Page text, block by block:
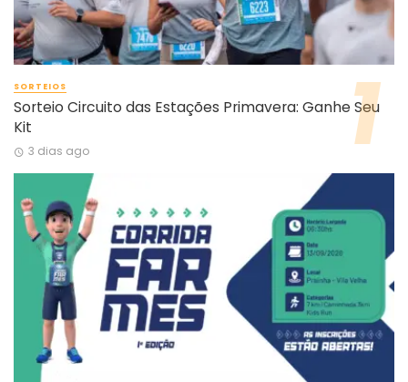
SORTEIOS
Sorteio Circuito das Estações Primavera: Ganhe Seu
Kit
3 dias ago